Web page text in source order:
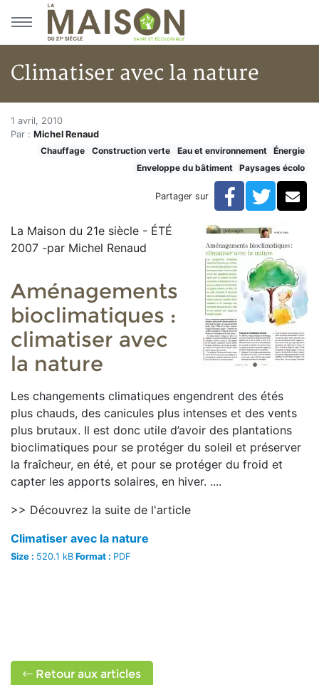
Aller au menu principal
Aller au contenu principal
Climatiser avec la nature
Accueil
Articles
Construction verte
Enveloppe du bâtiment
Climatiser avec la nature
Climatiser avec la nature
1 avril, 2010
Par : Michel Renaud
Chauffage
Construction verte Eau et environnement
Énergie
Enveloppe du bâtiment
Paysages écolo
Partager sur Facebook
La Maison du 21e siècle - ÉTÉ
2007 -par Michel Renaud
Aménagements
bioclimatiques :
climatiser avec
la nature
Les changements climatiques engendrent des étés
plus chauds, des canicules plus intenses et des vents
plus brutaux. Il est donc utile d’avoir des plantations
bioclimatiques pour se protéger du soleil et préserver
la fraîcheur, en été, et pour se protéger du froid et
capter les apports solaires, en hiver. ....
>> Découvrez la suite de l'article
Climatiser avec la nature
Size : 520.1 kB Format : PDF
Retour aux articles